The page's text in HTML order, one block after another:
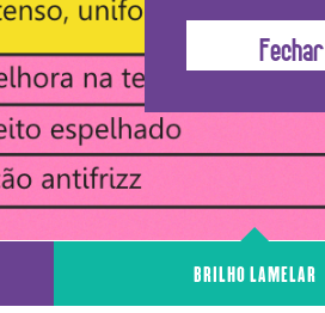
BRILHO LAMELAR